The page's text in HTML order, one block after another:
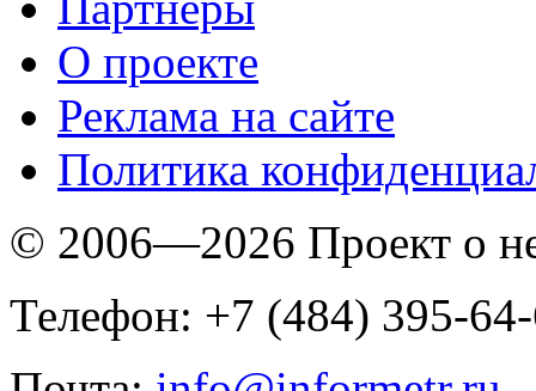
O проекте
Реклама на сайте
Политика
© 2006—2026 Проект о
Телефон: +7 (484) 395-